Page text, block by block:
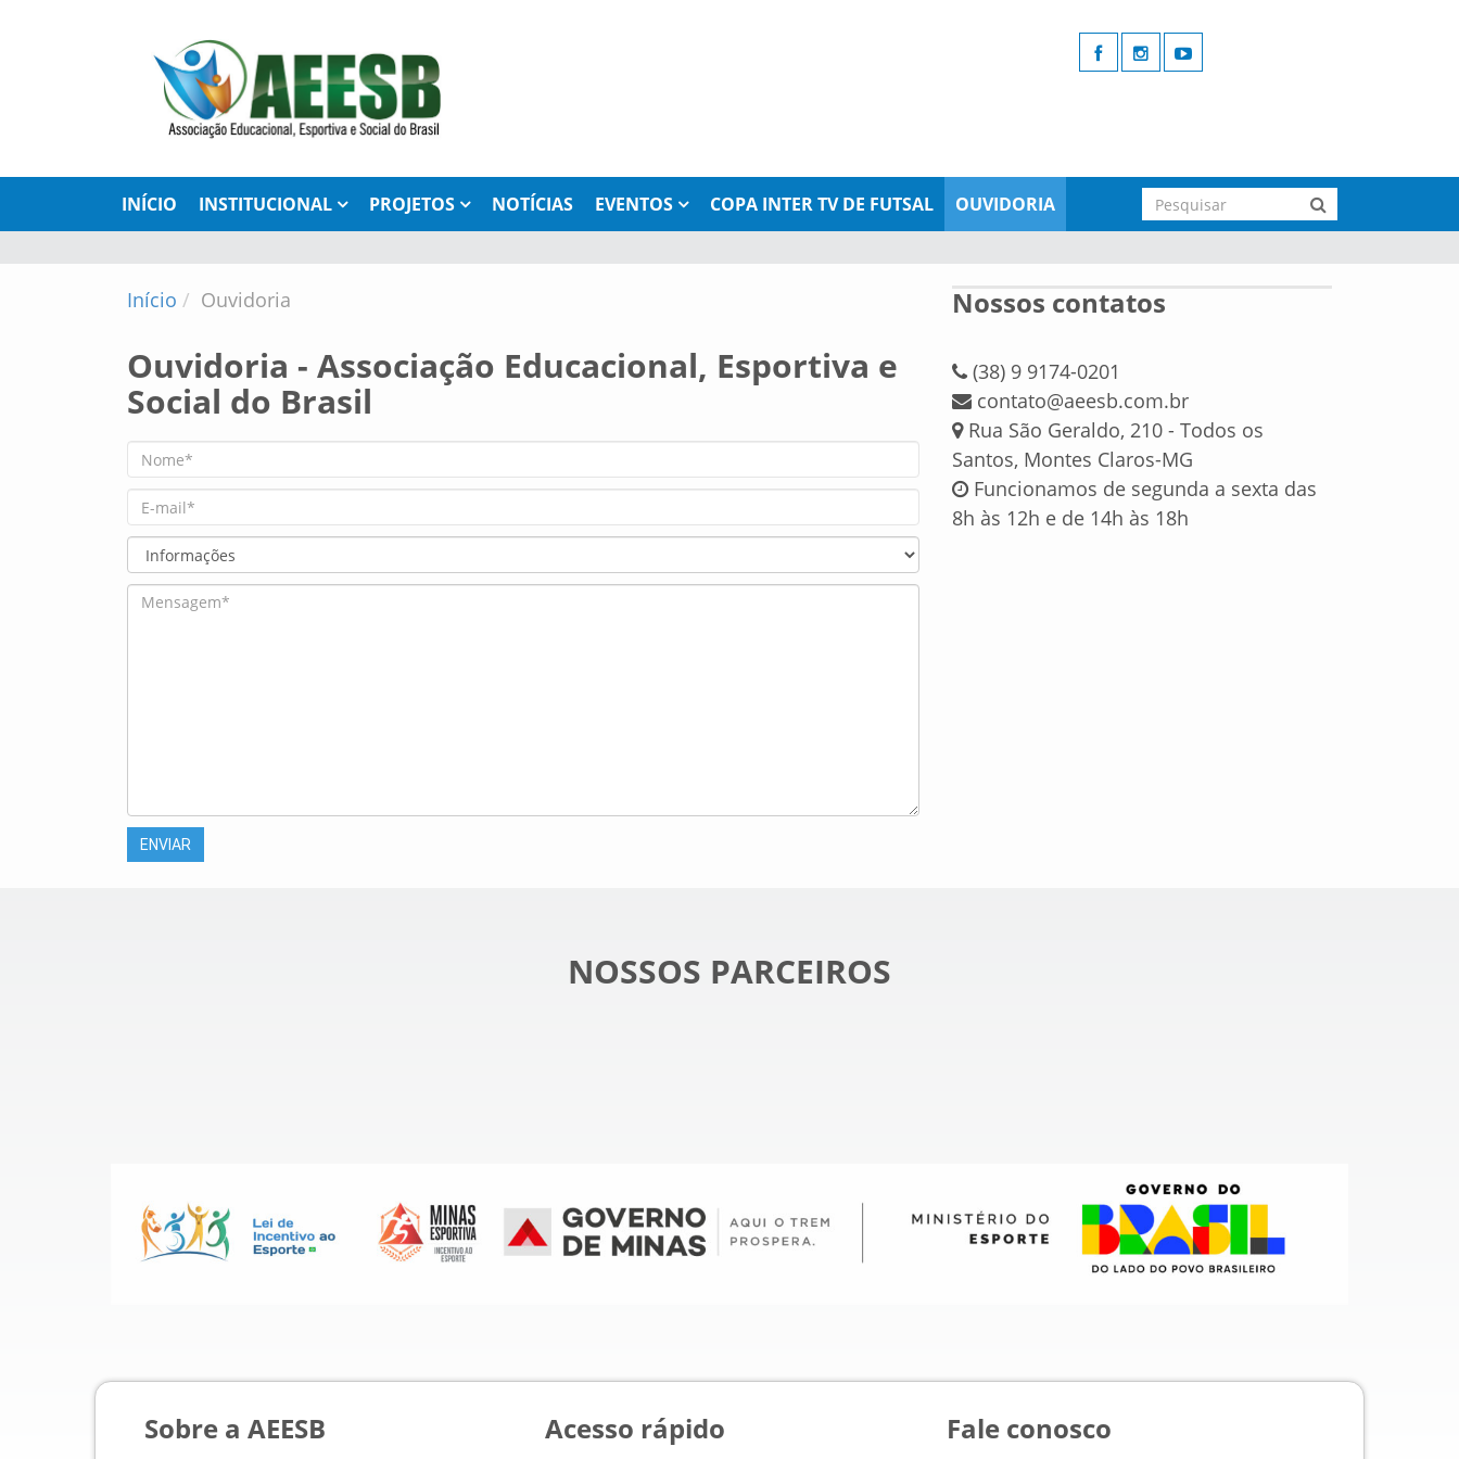
INÍCIO INSTITUCIONAL PROJETOS NOTÍCIAS EVENTOS COPA INTER TV DE FUTSAL OUVIDORIA
Início Ouvidoria
Ouvidoria - Associação Educacional, Esportiva e
Social do Brasil
ENVIAR
Nossos contatos
(38) 9 9174-0201
contato@aeesb.com.br
Rua São Geraldo, 210 - Todos os
Santos, Montes Claros-MG
Funcionamos de segunda a sexta das
8h às 12h e de 14h às 18h
NOSSOS PARCEIROS
Sobre a AEESB Acesso rápido Fale conosco